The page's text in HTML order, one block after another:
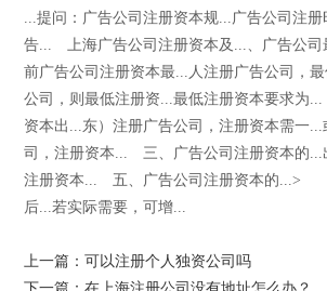
...提问：广告公司注册资本规...广告公司注
告... 上海广告公司注册资本及...、广告公司
前广告公司注册资本最...人注册广告公司，
公司，则最低注册资...最低注册资本要求为
资本出...东）注册广告公司，注册资本需一
司，注册资本... 三、广告公司注册资本的...
注册资本... 五、广告公司注册资本的...>
后...若实际需要，可增...
上一篇：可以注册个人独资公司吗